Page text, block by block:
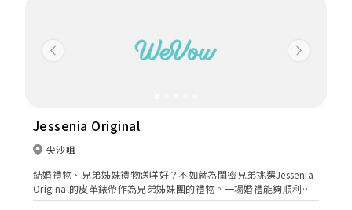
Previous Next
Jessenia Original
尖沙咀
結婚禮物、兄弟姊妹禮物送咩好？不如就為閨密兄弟挑選Jessenia
Original的皮革錶帶作為兄弟姊妹團的禮物。一場婚禮能夠順利完
成，背後少不了一班兄弟、姊妹的幫助和支持。送上個性化又實用